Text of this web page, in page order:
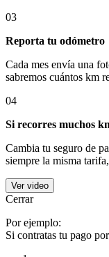
03
Reporta tu odómetro
Cada mes envía una
sabremos cuántos km
04
Si recorres muchos
Cambia tu seguro de
siempre la misma
Ver video
Cerrar
Por ejemplo:
Si contratas tu pago